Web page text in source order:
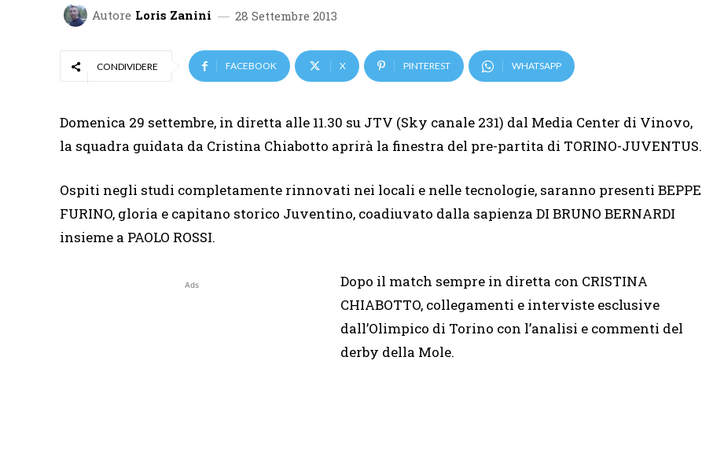
Autore Loris Zanini 28 Settembre 2013
CONDIVIDERE FACEBOOK X PINTEREST WHATSAPP
Domenica 29 settembre, in diretta alle 11.30 su JTV (Sky canale 231) dal Media Center di Vinovo,
la squadra guidata da Cristina Chiabotto aprirà la finestra del pre-partita di TORINO-JUVENTUS.
Ospiti negli studi completamente rinnovati nei locali e nelle tecnologie, saranno presenti BEPPE
FURINO, gloria e capitano storico Juventino, coadiuvato dalla sapienza DI BRUNO BERNARDI
insieme a PAOLO ROSSI.
Ads
Dopo il match sempre in diretta con CRISTINA
CHIABOTTO, collegamenti e interviste esclusive
dall’Olimpico di Torino con l’analisi e commenti del
derby della Mole.